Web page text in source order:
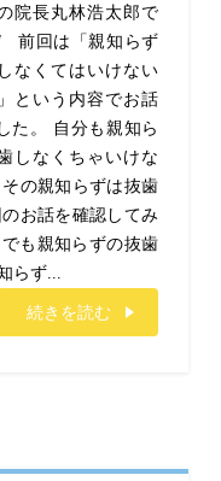
院長丸林浩太郎で
前回は「親知らず
なくてはいけない
という内容でお話
た。 自分も親知ら
しなくちゃいけな
の親知らずは抜歯
お話を確認してみ
も親知らずの抜歯
らず...
続きを読む